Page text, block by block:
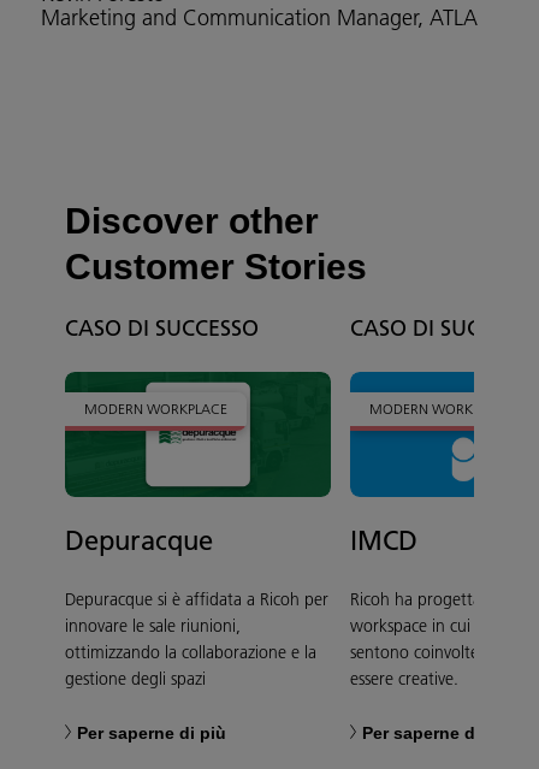
Marketing and Communication Manager, ATLA
Discover other
Customer Stories
CASO DI SUCCESSO
MODERN WORKPLACE
Depuracque
Depuracque si è affidata a Ricoh per
innovare le sale riunioni,
ottimizzando la collaborazione e la
gestione degli spazi
Per saperne di più
CASO DI
MODERN WORKPLACE
IMCD
Ricoh ha progettato e
workspace in cui le
sentono coinvolte e
essere creative.
Per saperne di più